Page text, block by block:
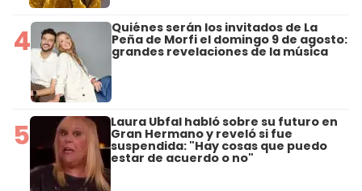
4 Quiénes serán los invitados de La
Peña de Morfi el domingo 9 de agosto:
grandes revelaciones de la música
5 Laura Ubfal habló sobre su futuro en
Gran Hermano y reveló si fue
suspendida: "Hay cosas que puedo
estar de acuerdo o no"